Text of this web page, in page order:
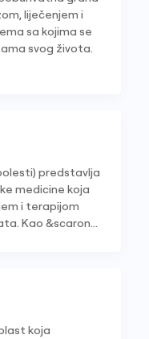
liječenjem i
sa kojima se
svog života.
predstavlja
medicine koja
i terapijom
Kao &scaron...
koja